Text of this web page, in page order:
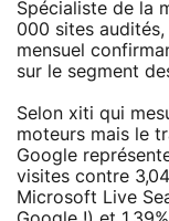
Spécialiste de la
000 sites
mensuel
sur le segment
Selon xiti qui
moteurs mais le
Google
visites contre
Microsoft Live